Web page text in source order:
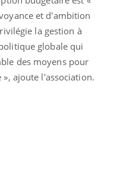
et d'ambition
la gestion à
globale qui
des moyens pour
ajoute l'association.